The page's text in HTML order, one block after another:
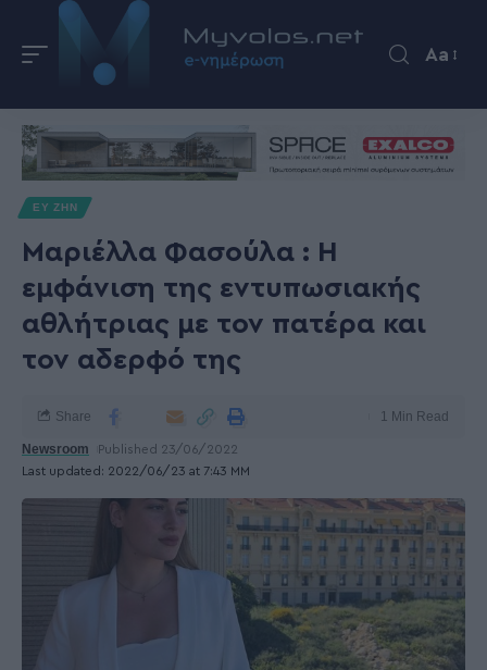
Aa
ΕΥ ΖΗΝ
Μαριέλλα Φασούλα : Η
εμφάνιση της εντυπωσιακής
αθλήτριας με τον πατέρα και
τον αδερφό της
Last updated: 2022/06/23 at 7:43 ΜΜ
Newsroom Published 23/06/2022
Share 1 Min Read